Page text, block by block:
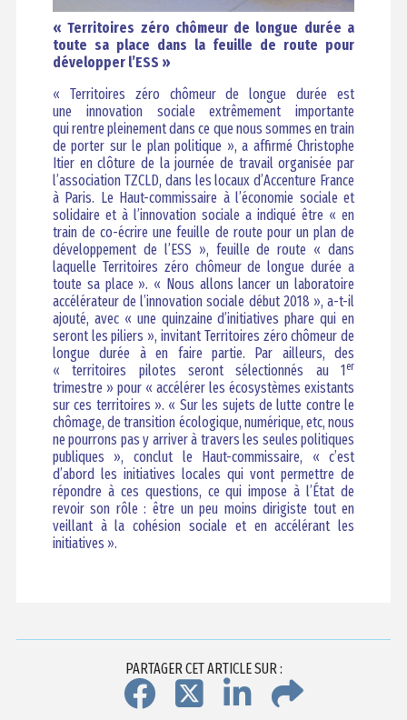
« Territoires zéro chômeur de longue durée a
toute sa place dans la feuille de route pour
développer l’ESS »
« Territoires zéro chômeur de longue durée est
une innovation sociale extrêmement importante
qui rentre pleinement dans ce que nous sommes en train
de porter sur le plan politique », a affirmé Christophe
Itier en clôture de la journée de travail organisée par
l’association TZCLD, dans les locaux d’Accenture France
à Paris. Le Haut-commissaire à l’économie sociale et
solidaire et à l’innovation sociale a indiqué être « en
train de co-écrire une feuille de route pour un plan de
développement de l’ESS », feuille de route « dans
laquelle Territoires zéro chômeur de longue durée a
toute sa place ». « Nous allons lancer un laboratoire
accélérateur de l’innovation sociale début 2018 », a-t-il
ajouté, avec « une quinzaine d’initiatives phare qui en
seront les piliers », invitant Territoires zéro chômeur de
longue durée à en faire partie. Par ailleurs, des
« territoires pilotes seront sélectionnés au 1 er
trimestre » pour « accélérer les écosystèmes existants
sur ces territoires ». « Sur les sujets de lutte contre le
chômage, de transition écologique, numérique, etc, nous
ne pourrons pas y arriver à travers les seules politiques
publiques », conclut le Haut-commissaire, « c’est
d’abord les initiatives locales qui vont permettre de
répondre à ces questions, ce qui impose à l’État de
revoir son rôle : être un peu moins dirigiste tout en
veillant à la cohésion sociale et en accélérant les
initiatives ».
PARTAGER CET ARTICLE SUR :